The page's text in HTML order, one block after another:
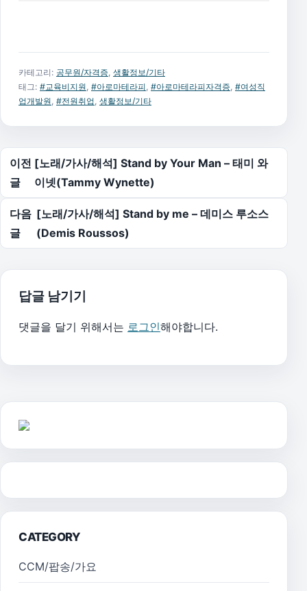
카테고리: 공무원/자격증 생활정보/기타
태그: #교육비지원 #아로마테라피 #아로마테라피자격증 #여성직
업개발원 #전원취업 생활정보/기타
글 탐색
이전
글
[노래/가사/해석] Stand by Your Man – 태미 와
이넷(Tammy Wynette)
다음
글
[노래/가사/해석] Stand by me – 데미스 루소스
(Demis Roussos)
답글 남기기
댓글을 달기 위해서는 로그인해야합니다.
CATEGORY
CCM/팝송/가요